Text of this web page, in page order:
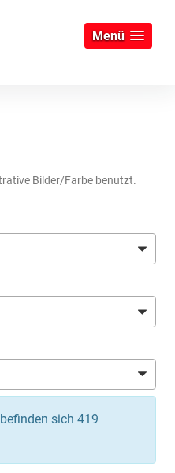
Menü
Bilder/Farbe benutzt.
sich 419